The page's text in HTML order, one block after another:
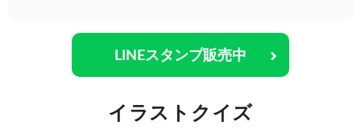
LINEスタンプ販売中
イラストクイズ